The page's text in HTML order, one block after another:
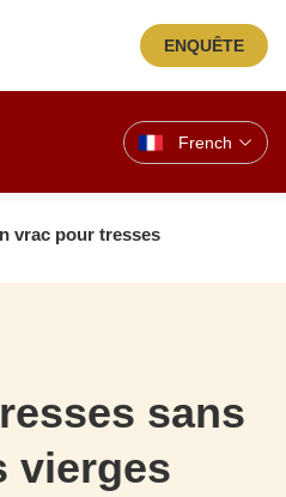
ENQUÊTE
French
vrac pour tresses
sans
vierges